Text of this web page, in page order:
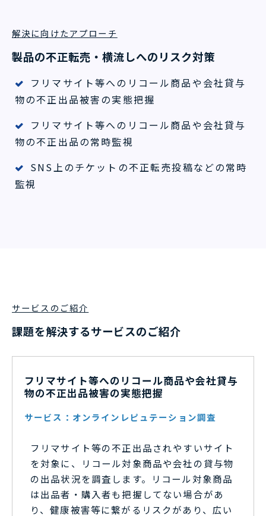
解決に向けたアプローチ
製品の不正転売・横流しへのリスク対策
フリマサイト等へのリコール商品や会社貸与
物の不正出品被害の実態把握
フリマサイト等へのリコール商品や会社貸与
物の不正出品の常時監視
SNS上のチケットの不正転売投稿などの常時
監視
サービスのご紹介
課題を解決するサービスのご紹介
フリマサイト等へのリコール商品や会社貸与
物の不正出品被害の実態把握
サービス：オンラインレピュテーション調査
フリマサイト等の不正出品されやすいサイト
を対象に、リコール対象商品や会社の貸与物
の出品状況を調査します。リコール対象商品
は出品者・購入者も把握してない場合があ
り、健康被害等に繋がるリスクがあり、広い